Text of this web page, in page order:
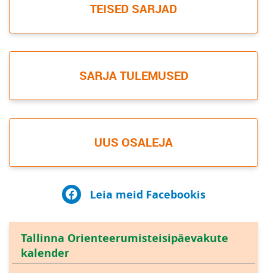
TEISED SARJAD
SARJA TULEMUSED
UUS OSALEJA
Leia meid Facebookis
Tallinna Orienteerumisteisipäevakute
kalender